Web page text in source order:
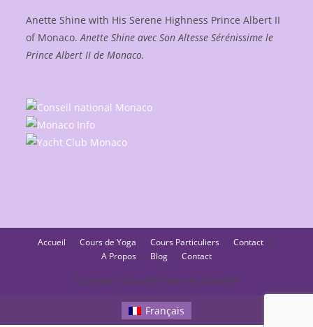
Anette Shine with His Serene Highness Prince Albert II
of Monaco.Anette Shine avec Son Altesse Sérénissime le
Prince Albert II de Monaco.
Accueil Cours de Yoga Cours Particuliers
Contact
A Propos
Blog Contact
Copyright - OceanWP Theme by OceanWP
Français